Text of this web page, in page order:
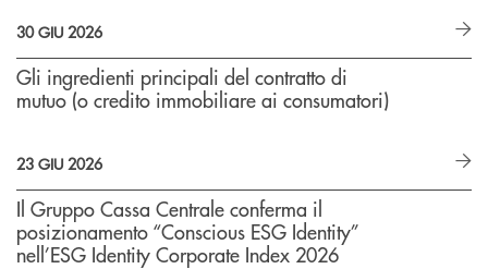
30 GIU 2026
Gli ingredienti principali del contratto di
mutuo (o credito immobiliare ai consumatori)
23 GIU 2026
Il Gruppo Cassa Centrale conferma il
posizionamento “Conscious ESG Identity”
nell’ESG Identity Corporate Index 2026